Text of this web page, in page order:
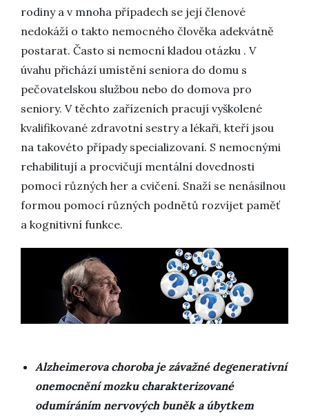
rodiny a v mnoha případech se její členové
nedokáží o takto nemocného člověka adekvátně
postarat. Často si nemocní kladou otázku . V
úvahu přichází umístění seniora do domu s
pečovatelskou službou nebo do domova pro
seniory. V těchto zařízeních pracují vyškolené
kvalifikované zdravotní sestry a lékaři, kteří jsou
na takovéto případy specializovaní. S nemocnými
rehabilitují a procvičují mentální dovednosti
pomocí různých her a cvičení. Snaží se nenásilnou
formou pomocí různých podnětů rozvíjet paměť
a kognitivní funkce.
Alzheimerova choroba je závažné degenerativní
onemocnění mozku charakterizované
odumíráním nervových buněk a úbytkem